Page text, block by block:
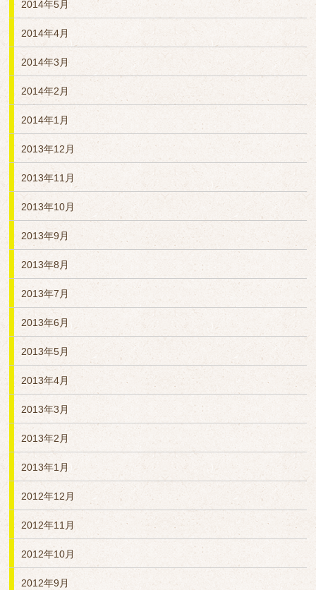
2014年5月
2014年4月
2014年3月
2014年2月
2014年1月
2013年12月
2013年11月
2013年10月
2013年9月
2013年8月
2013年7月
2013年6月
2013年5月
2013年4月
2013年3月
2013年2月
2013年1月
2012年12月
2012年11月
2012年10月
2012年9月